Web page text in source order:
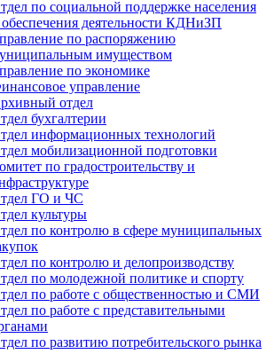
по социальной поддержке населения
деятельности КДНиЗП
по распоряжению
имуществом
по экономике
управление
отдел
бухгалтерии
информационных технологий
мобилизационной подготовки
по градостроительству и
ГО и ЧС
культуры
по контролю в сфере муниципальных
по контролю и делопроизводству
по молодежной политике и спорту
по работе с общественностью и СМИ
по работе с представительными
по развитию потребительского рынка